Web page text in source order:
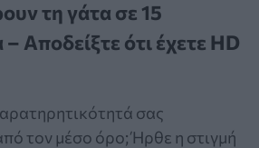
τη γάτα σε 15
Αποδείξτε ότι έχετε HD
σας
τον μέσο όρο; Ήρθε η στιγμή